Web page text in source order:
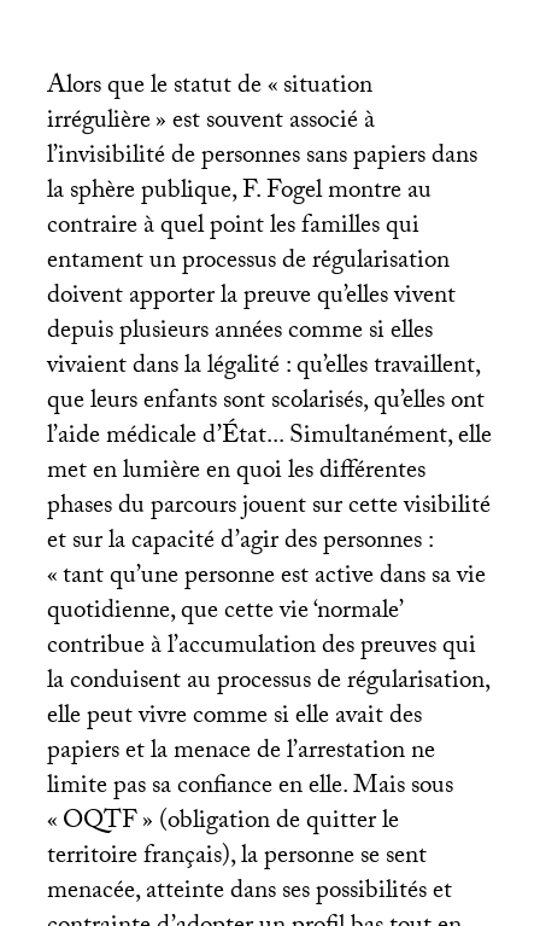
Alors que le statut de «situation
irrégulière» est souvent associé à
l’invisibilité de personnes sans papiers dans
la sphère publique, F. Fogel montre au
contraire à quel point les familles qui
entament un processus de régularisation
doivent apporter la preuve qu’elles vivent
depuis plusieurs années comme si elles
vivaient dans la légalité : qu’elles travaillent,
que leurs enfants sont scolarisés, qu’elles ont
l’aide médicale d’État... Simultanément, elle
met en lumière en quoi les différentes
phases du parcours jouent sur cette visibilité
et sur la capacité d’agir des personnes :
«tant qu’une personne est active dans sa vie
quotidienne, que cette vie ‘normale’
contribue à l’accumulation des preuves qui
la conduisent au processus de régularisation,
elle peut vivre comme si elle avait des
papiers et la menace de l’arrestation ne
limite pas sa confiance en elle. Mais sous
«OQTF» (obligation de quitter le
territoire français), la personne se sent
menacée, atteinte dans ses possibilités et